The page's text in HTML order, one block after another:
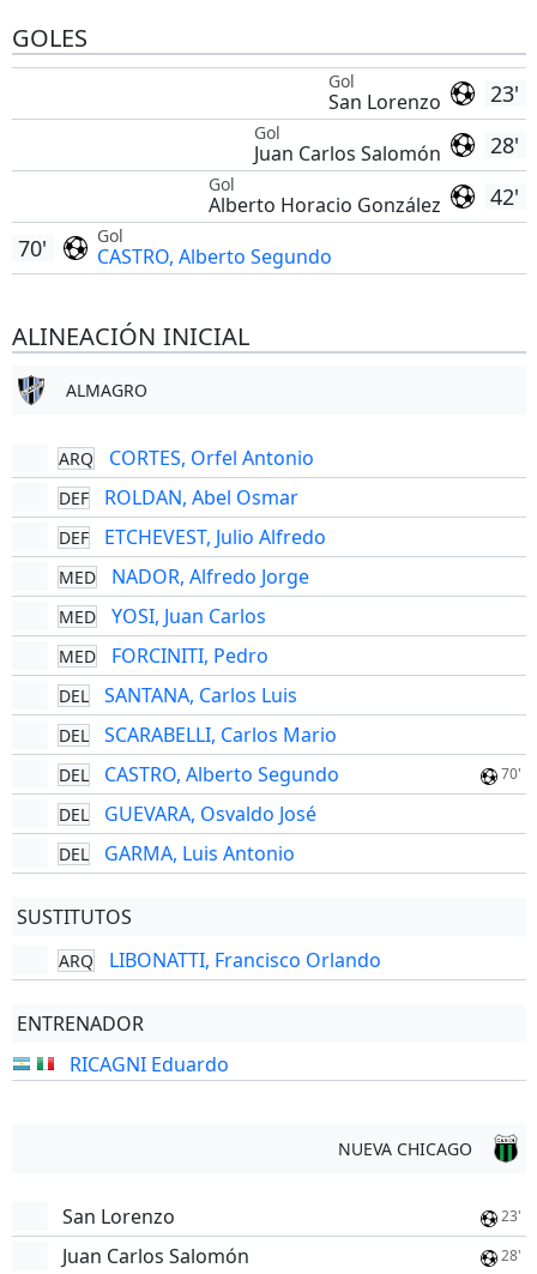
GOLES
23'
Gol
San Lorenzo
28'
Gol
Juan Carlos Salomón
42'
Gol
Alberto Horacio González
Gol
CASTRO, Alberto Segundo
70'
ALINEACIÓN INICIAL
ALMAGRO
ARQ CORTES, Orfel Antonio
DEF ROLDAN, Abel Osmar
DEF ETCHEVEST, Julio Alfredo
MED NADOR, Alfredo Jorge
MED YOSI, Juan Carlos
MED FORCINITI, Pedro
DEL SANTANA, Carlos Luis
DEL SCARABELLI, Carlos Mario
DEL CASTRO, Alberto Segundo 70'
DEL GUEVARA, Osvaldo José
DEL GARMA, Luis Antonio
SUSTITUTOS
ARQ LIBONATTI, Francisco Orlando
ENTRENADOR
RICAGNI Eduardo
NUEVA CHICAGO
San Lorenzo 23'
Juan Carlos Salomón 28'